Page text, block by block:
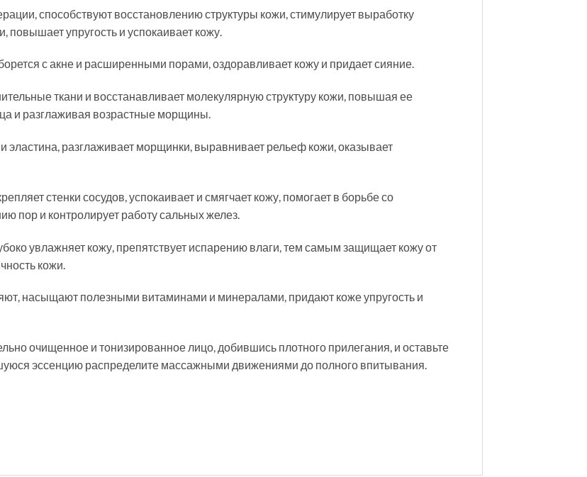
способствуют восстановлению структуры кожи, стимулирует выработку
повышает упругость и успокаивает кожу.
с акне и расширенными порами, оздоравливает кожу и придает сияние.
ткани и восстанавливает молекулярную структуру кожи, повышая ее
и разглаживая возрастные морщины.
эластина, разглаживает морщинки, выравнивает рельеф кожи, оказывает
стенки сосудов, успокаивает и смягчает кожу, помогает в борьбе со
пор и контролирует работу сальных желез.
увлажняет кожу, препятствует испарению влаги, тем самым защищает кожу от
кожи.
насыщают полезными витаминами и минералами, придают коже упругость и
очищенное и тонизированное лицо, добившись плотного прилегания, и оставьте
эссенцию распределите массажными движениями до полного впитывания.